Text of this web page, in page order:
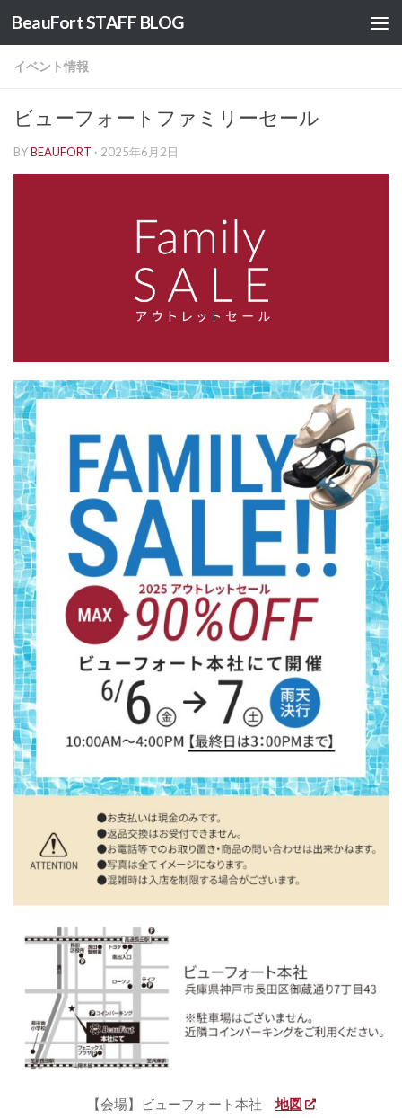
コンテンツへスキップ
BeauFort STAFF BLOG
イベント情報
ビューフォートファミリーセール
BYBEAUFORT · 2025年6月2日
【会場】ビューフォート本社地図